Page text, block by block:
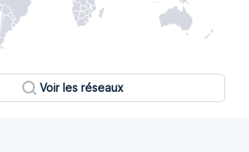
Voir les réseaux